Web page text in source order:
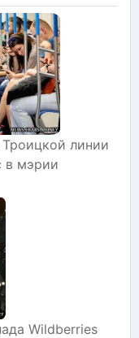
линии
в мэрии
Wildberries